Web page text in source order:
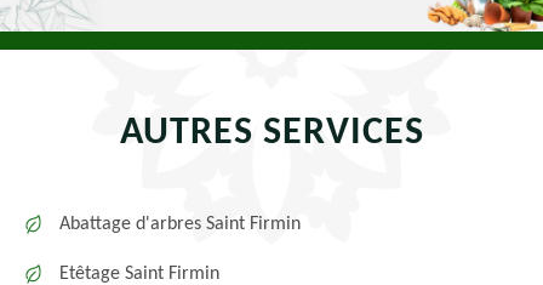
AUTRES SERVICES
Abattage d'arbres Saint Firmin
Etêtage Saint Firmin